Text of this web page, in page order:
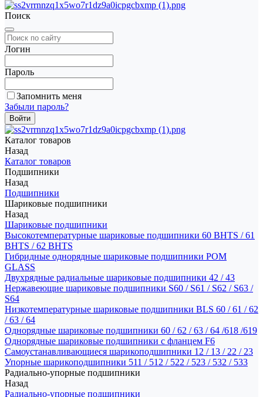
Поиск
Логин
Пароль
Запомнить меня
Забыли пароль?
Каталог товаров
Назад
Каталог товаров
Подшипники
Назад
Подшипники
Шариковые подшипники
Назад
Шариковые подшипники
Высокотемпературные шариковые подшипники 60 BHTS / 61
BHTS / 62 BHTS
Гибридные однорядные шариковые подшипники POM
GLASS
Двухрядные радиальные шариковые подшипники 42 / 43
Нержавеющие шариковые подшипники S60 / S61 / S62 / S63 /
S64
Низкотемпературные шариковые подшипники BLS 60 / 61 / 62
/ 63 / 64
Однорядные шариковые подшипники 60 / 62 / 63 / 64 /618 /619
Однорядные шариковые подшипники с фланцем F6
Самоустанавливающиеся шарикоподшипники 12 / 13 / 22 / 23
Упорные шарикоподшипники 511 / 512 / 522 / 523 / 532 / 533
Радиально-упорные подшипники
Назад
Радиально-упорные подшипники